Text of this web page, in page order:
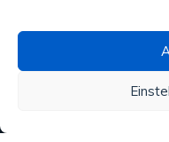
Anti-Rutsch-